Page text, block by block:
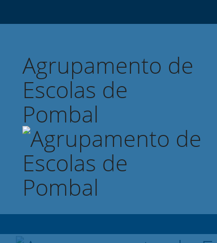
Agrupamento de
Escolas de
Pombal